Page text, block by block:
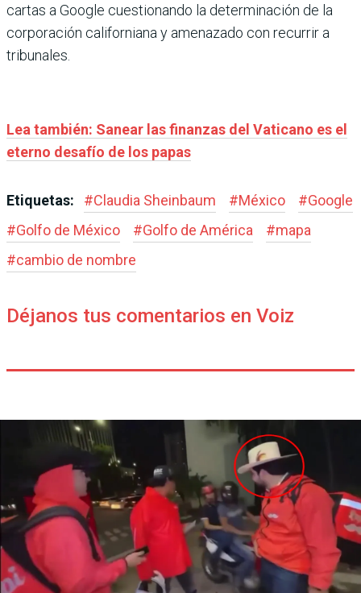
cartas a Google cuestionando la determinación de la
corporación californiana y amenazado con recurrir a
tribunales.
Lea también: Sanear las finanzas del Vaticano es el
eterno desafío de los papas
Etiquetas: #Claudia Sheinbaum #México #Google
#Golfo de México #Golfo de América #mapa
#cambio de nombre
Déjanos tus comentarios en Voiz